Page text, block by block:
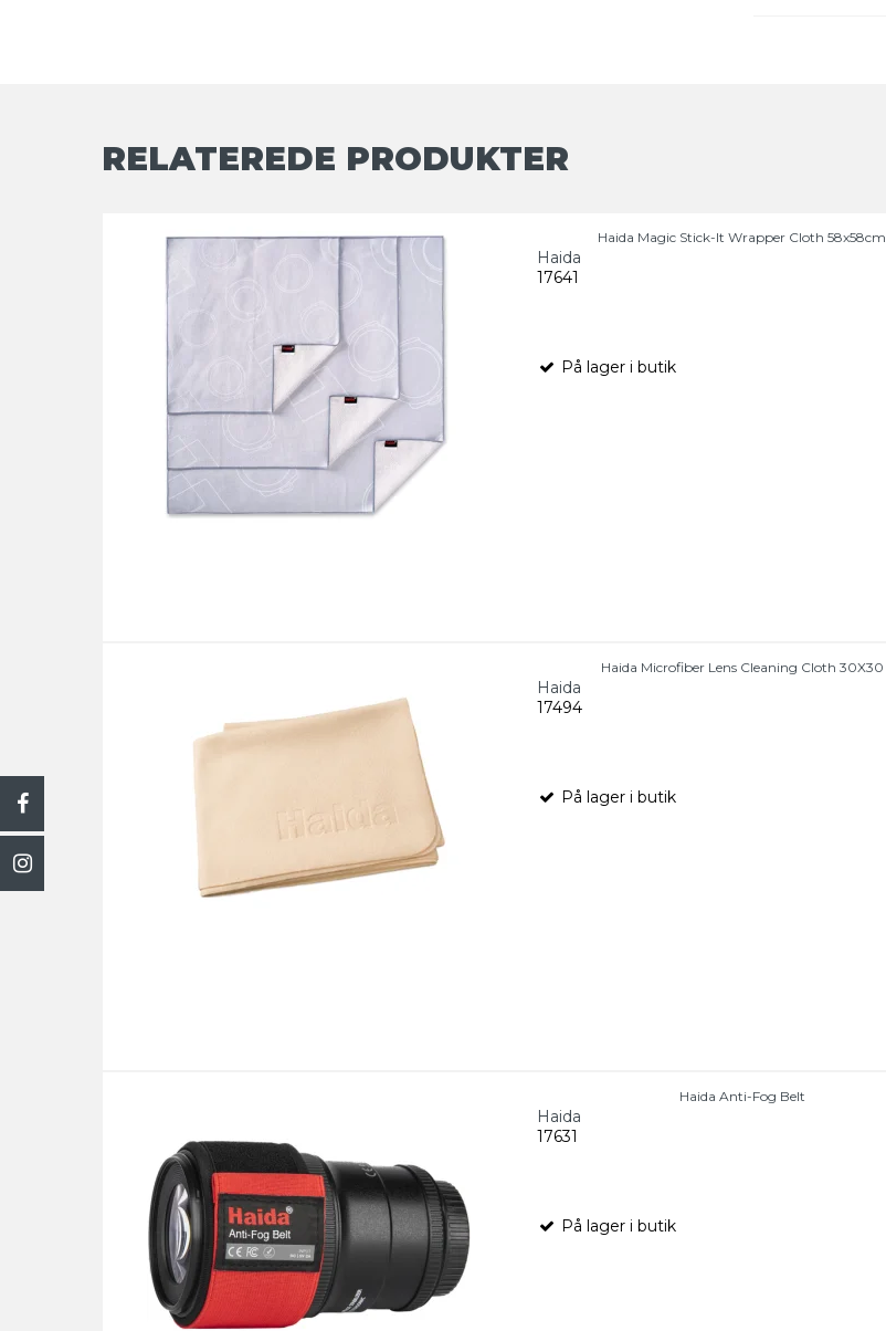
RELATEREDE PRODUKTER
Haida Magic Stick-It Wrapper Cloth 58x58cm
Haida
17641
På lager i butik
Haida Microfiber Lens Cleaning Cloth 30X30
Haida
17494
På lager i butik
Haida Anti-Fog Belt
Haida
17631
På lager i butik